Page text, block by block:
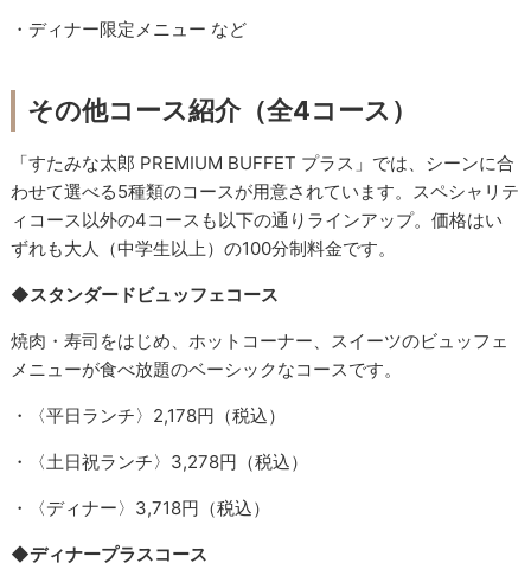
・ディナー限定メニュー など
その他コース紹介（全4コース）
「すたみな太郎 PREMIUM BUFFET プラス」では、シーンに合
わせて選べる5種類のコースが用意されています。スペシャリテ
ィコース以外の4コースも以下の通りラインアップ。価格はい
ずれも大人（中学生以上）の100分制料金です。
◆スタンダードビュッフェコース
焼肉・寿司をはじめ、ホットコーナー、スイーツのビュッフェ
メニューが食べ放題のベーシックなコースです。
・〈平日ランチ〉2,178円（税込）
・〈土日祝ランチ〉3,278円（税込）
・〈ディナー〉3,718円（税込）
◆ディナープラスコース